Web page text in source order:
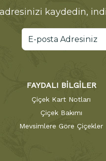
kaydedin,
FAYDALI BİLGİLER
Çiçek Kart Notları
Çiçek Bakımı
Mevsimlere Göre Çiçekler